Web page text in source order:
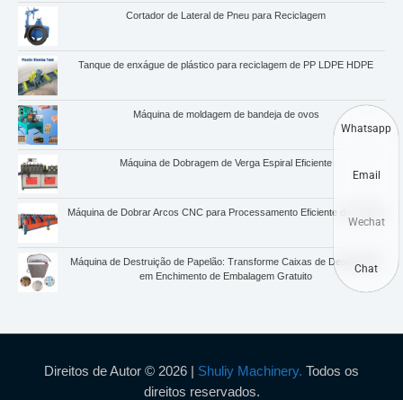
Cortador de Lateral de Pneu para Reciclagem
Tanque de enxágue de plástico para reciclagem de PP LDPE HDPE
Máquina de moldagem de bandeja de ovos
Máquina de Dobragem de Verga Espiral Eficiente
Máquina de Dobrar Arcos CNC para Processamento Eficiente de Vergas
Máquina de Destruição de Papelão: Transforme Caixas de Desperdício
em Enchimento de Embalagem Gratuito
Direitos de Autor © 2026 | Shuliy Machinery. Todos os
direitos reservados.
Whatsapp
Email
Wechat
Chat